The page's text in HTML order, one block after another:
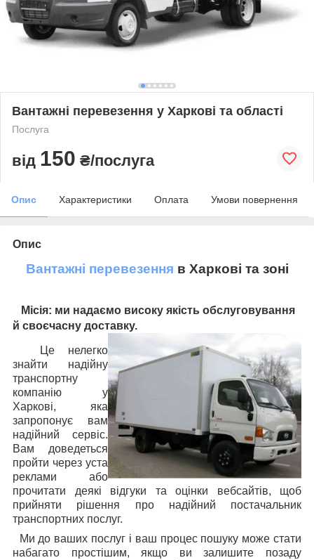
Вантажні перевезення у Харкові та області
Послуга
від 150 ₴/послуга
Опис Характеристики Оплата Умови повернення
Опис
Вантажні перевезення в Харкові та зоні
Місія: ми надаємо високу якість обслуговування
й своєчасну доставку.
Це нелегко
знайти надійну
транспортну
компанію у
Харкові, яка
запропонує вам
надійний сервіс.
Вам доведеться
пройти через уста
реклами або
прочитати деякі відгуки та оцінки вебсайтів, щоб
прийняти рішення про надійний постачальник
транспортних послуг.
Ми до ваших послуг і ваш процес пошуку може стати
набагато простішим, якщо ви залишите позаду